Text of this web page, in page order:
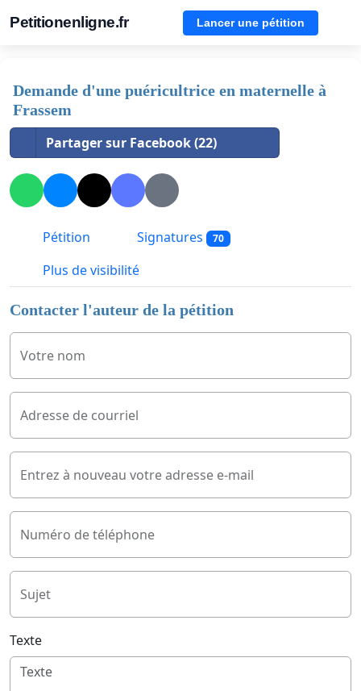
Petitionenligne.fr Lancer une pétition
Demande d'une puéricultrice en maternelle à
Frassem
Partager sur Facebook (22)
Pétition Signatures 70
Plus de visibilité
Contacter l'auteur de la pétition
Votre nom
Adresse de courriel
Entrez à nouveau votre adresse e-mail
Numéro de téléphone
Sujet
Texte